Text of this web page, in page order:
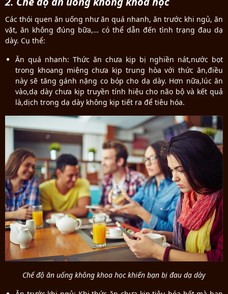
Các thói quen ăn uống như ăn quá nhanh, ăn trước khi ngủ, ăn
vặt, ăn không đúng bữa,… có thể dẫn đến tình trạng đau dạ
dày. Cụ thể:
Ăn quá nhanh: Thức ăn chưa kịp bị nghiền nát,nước bọt
trong khoang miệng chưa kịp trung hòa với thức ăn,điều
này sẽ tăng gánh nặng co bóp cho dạ dày. Hơn nữa,lúc ăn
vào,dạ dày chưa kịp truyền tính hiệu cho não bộ và kết quả
là,dịch trong dạ dày không kịp tiết ra để tiêu hóa.
Chế độ ăn uống không khoa học khiến bạn bị đau dạ dày